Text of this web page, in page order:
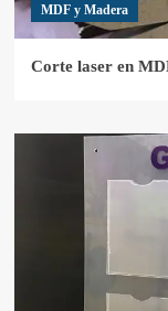
MDF y Madera
Corte laser en